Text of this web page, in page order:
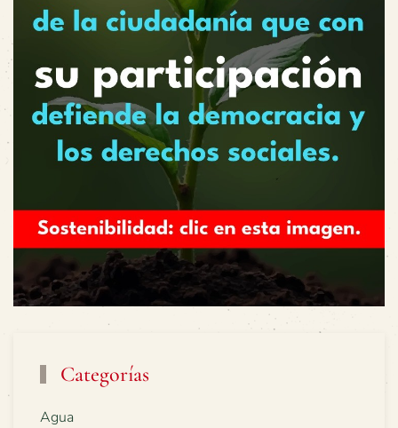
Categorías
Agua